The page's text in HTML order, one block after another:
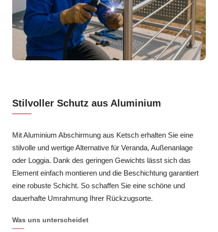
Stilvoller Schutz aus Aluminium
Mit Aluminium Abschirmung aus Ketsch erhalten Sie eine
stilvolle und wertige Alternative für Veranda, Außenanlage
oder Loggia. Dank des geringen Gewichts lässt sich das
Element einfach montieren und die Beschichtung garantiert
eine robuste Schicht. So schaffen Sie eine schöne und
dauerhafte Umrahmung Ihrer Rückzugsorte.
Was uns unterscheidet